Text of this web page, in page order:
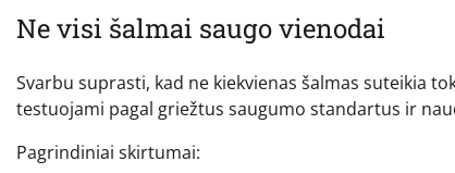
Ne visi šalmai saugo vienodai
Svarbu suprasti, kad ne kiekvienas šalmas suteikia
testuojami pagal griežtus saugumo standartus ir
Pagrindiniai skirtumai: